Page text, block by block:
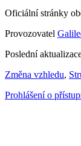
Oficiální stránky
Provozovatel
Poslední
Změna vzhledu,
Prohlášení o